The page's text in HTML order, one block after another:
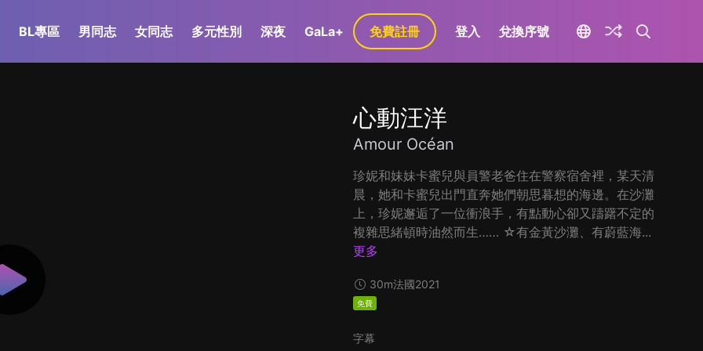
BL專區 男同志 女同志 多元性別 深夜 GaLa+ 免費註冊 登入 兌換序號
心動汪洋
Amour Océan
珍妮和妹妹卡蜜兒與員警老爸住在警察宿舍裡，某天清
晨，她和卡蜜兒出門直奔她們朝思暮想的海邊。在沙灘
上，珍妮邂逅了一位衝浪手，有點動心卻又躊躇不定的
複雜思緒頓時油然而生…… ☆有金黃沙灘、有蔚藍海...
更多
30m法國2021
免費
字幕